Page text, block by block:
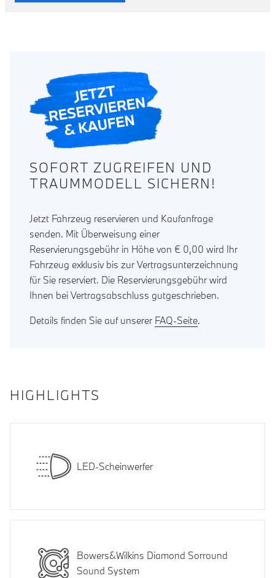
SOFORT ZUGREIFEN UND
TRAUMMODELL SICHERN!
Jetzt Fahrzeug reservieren und Kaufanfrage
senden. Mit Überweisung einer
Reservierungsgebühr in Höhe von € 0,00 wird Ihr
Fahrzeug exklusiv bis zur Vertragsunterzeichnung
für Sie reserviert. Die Reservierungsgebühr wird
Ihnen bei Vertragsabschluss gutgeschrieben.
Details finden Sie auf unserer FAQ-Seite.
HIGHLIGHTS
LED-Scheinwerfer
Bowers&Wilkins Diamond Sorround
Sound System